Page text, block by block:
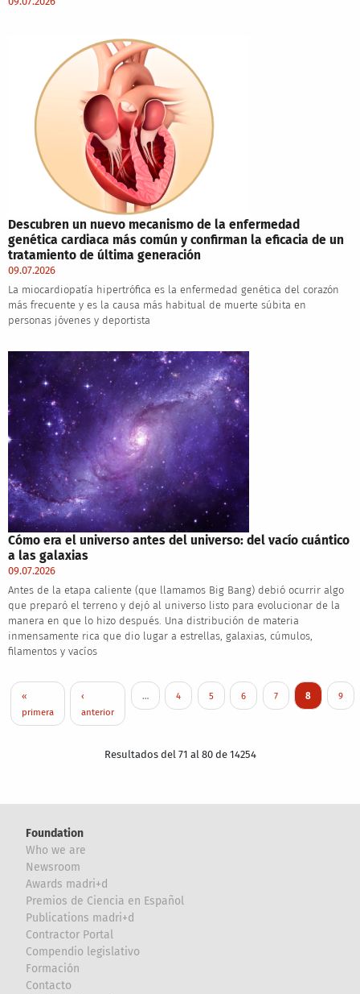
Descubren un nuevo mecanismo de la enfermedad
genética cardiaca más común y confirman la eficacia de un
tratamiento de última generación
09.07.2026
La miocardiopatía hipertrófica es la enfermedad genética del corazón
más frecuente y es la causa más habitual de muerte súbita en
personas jóvenes y deportista
Cómo era el universo antes del universo: del vacío cuántico
a las galaxias
09.07.2026
Antes de la etapa caliente (que llamamos Big Bang) debió ocurrir algo
que preparó el terreno y dejó al universo listo para evolucionar de la
manera en que lo hizo después. Una distribución de materia
inmensamente rica que dio lugar a estrellas, galaxias, cúmulos,
filamentos y vacíos
Pagination
First page
«
primera
Previous page
‹
anterior
… Page
4 Page
5 Page
6 Page
7 Current page
8 Page
9
Resultados del 71 al 80 de 14254
Foundation
Who we are
Newsroom
Awards madri+d
Premios de Ciencia en Español
Publications madri+d
Contractor Portal
Compendio legislativo
Formación
Contacto